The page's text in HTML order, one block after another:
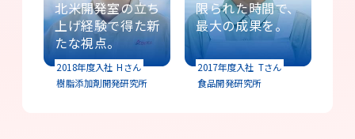
北米開発室の立ち
上げ経験で得た新
たな視点。
2018年度入社 Hさん
樹脂添加剤開発研究所
限られた時間で、
最大の成果を。
2017年度入社 Tさん
食品開発研究所